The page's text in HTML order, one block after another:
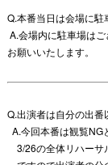
Q.本番当日は会場に駐
A.会場内に駐車場は
お願いいたします。
Q.出演者は自分の出番
A.今回本番は観覧NG
3/26の全体リハーサ